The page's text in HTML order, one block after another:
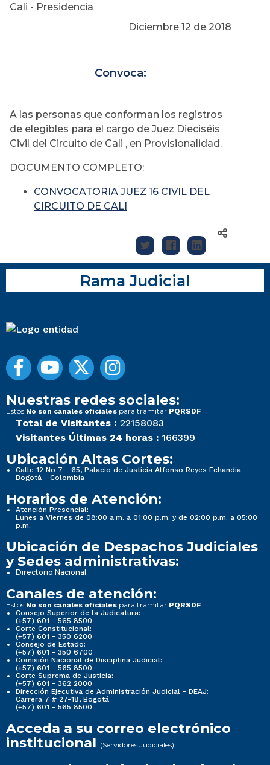
Cali - Presidencia
Diciembre 12 de 2018
Convoca:
A las personas que conforman los registros
de elegibles para el cargo de Juez Dieciséis
Civil del Circuito de Cali , en Provisionalidad.
DOCUMENTO COMPLETO:
CONVOCATORIA JUEZ 16 CIVIL DEL
CIRCUITO DE CALI
Rama Judicial
Nuestras redes sociales:
Estos No son canales oficiales para tramitar PQRSDF
Total de Visitantes : 22158083
Visitantes Últimas 24 horas : 166399
Ubicación Altas Cortes:
Calle 12 No 7 - 65, Palacio de Justicia Alfonso Reyes Echandía
Bogotá - Colombia
Horarios de Atención:
Atención Presencial:
Lunes a Viernes de 08:00 a.m. a 01:00 p.m. y de 02:00 p.m. a 05:00
p.m.
Ubicación de Despachos Judiciales
y Sedes administrativas:
Directorio Nacional
Canales de atención:
Estos No son canales oficiales para tramitar PQRSDF
Consejo Superior de la Judicatura:
(+57) 601 - 565 8500
Corte Constitucional:
(+57) 601 - 350 6200
Consejo de Estado:
(+57) 601 - 350 6700
Comisión Nacional de Disciplina Judicial:
(+57) 601 - 565 8500
Corte Suprema de Justicia:
(+57) 601 - 362 2000
Dirección Ejecutiva de Administración Judicial - DEAJ:
Carrera 7 # 27-18, Bogotá
(+57) 601 - 565 8500
Acceda a su correo electrónico
institucional (Servidores Judiciales)